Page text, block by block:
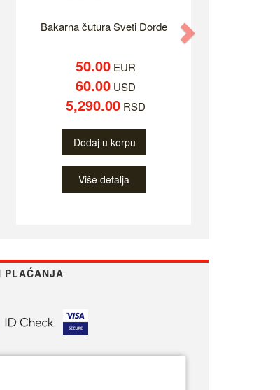
Bakarna čutura Sveti Đorde
50.00EUR
60.00USD
5,290.00RSD
Dodaj u korpu
Više detalja
PLAĆANJA